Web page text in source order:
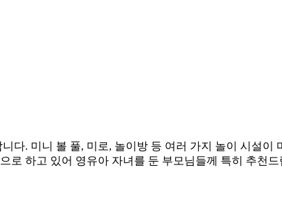
다. 미니 볼 풀, 미로, 놀이방 등 여러 가지 놀이 시설이
로 하고 있어 영유아 자녀를 둔 부모님들께 특히 추천드